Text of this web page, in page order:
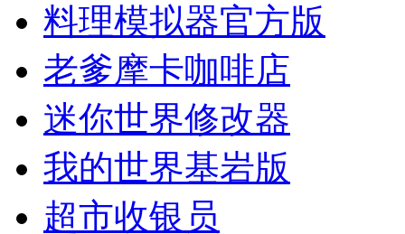
料理模拟器官方版
老爹摩卡咖啡店
迷你世界修改器
我的世界基岩版
超市收银员